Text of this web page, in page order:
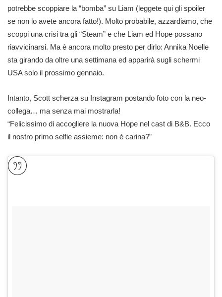
potrebbe scoppiare la “bomba” su Liam (leggete qui gli spoiler
se non lo avete ancora fatto!). Molto probabile, azzardiamo, che
scoppi una crisi tra gli “Steam” e che Liam ed Hope possano
riavvicinarsi. Ma è ancora molto presto per dirlo: Annika Noelle
sta girando da oltre una settimana ed apparirà sugli schermi
USA solo il prossimo gennaio.
Intanto, Scott scherza su Instagram postando foto con la neo-
collega… ma senza mai mostrarla!
“Felicissimo di accogliere la nuova Hope nel cast di B&B. Ecco
il nostro primo selfie assieme: non è carina?”